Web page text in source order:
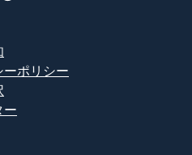
ーポリシー
ー